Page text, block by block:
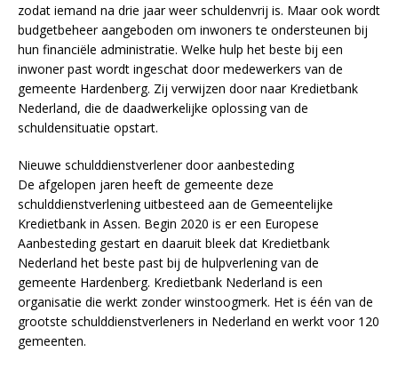
zodat iemand na drie jaar weer schuldenvrij is. Maar ook wordt
budgetbeheer aangeboden om inwoners te ondersteunen bij
hun financiële administratie. Welke hulp het beste bij een
inwoner past wordt ingeschat door medewerkers van de
gemeente Hardenberg. Zij verwijzen door naar Kredietbank
Nederland, die de daadwerkelijke oplossing van de
schuldensituatie opstart.
Nieuwe schulddienstverlener door aanbesteding
De afgelopen jaren heeft de gemeente deze
schulddienstverlening uitbesteed aan de Gemeentelijke
Kredietbank in Assen. Begin 2020 is er een Europese
Aanbesteding gestart en daaruit bleek dat Kredietbank
Nederland het beste past bij de hulpverlening van de
gemeente Hardenberg. Kredietbank Nederland is een
organisatie die werkt zonder winstoogmerk. Het is één van de
grootste schulddienstverleners in Nederland en werkt voor 120
gemeenten.